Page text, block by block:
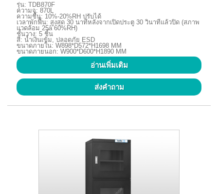
รุ่น: TDB870F
ความจุ: 870L
ความชื้น: 10%-20%RH ปรับได้
เวลาพักฟื้น: สูงสุด 30 นาทีหลังจากเปิดประตู 30 วินาทีแล้วปิด (สภาพ
แวดล้อม 25â 60%RH)
ชั้นวาง: 5 ชิ้น
สี: น้ำเงินเข้ม, ปลอดภัย ESD
ขนาดภายใน: W898*D572*H1698 MM
ขนาดภายนอก: W900*D600*H1890 MM
อ่านเพิ่มเติม
ส่งคำถาม